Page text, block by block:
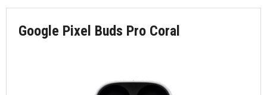
Google Pixel Buds Pro Coral